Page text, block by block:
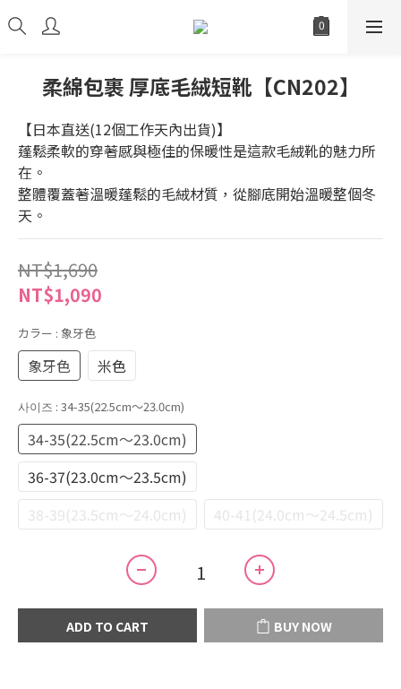
柔綿包裹 厚底毛絨短靴【CN202】
【日本直送(12個工作天內出貨)】
蓬鬆柔軟的穿著感與極佳的保暖性是這款毛絨靴的魅力所
在。
整體覆蓋著溫暖蓬鬆的毛絨材質，從腳底開始溫暖整個冬
天。
NT$1,690
NT$1,090
カラー : 象牙色
象牙色 米色
사이즈 : 34-35(22.5cm～23.0cm)
34-35(22.5cm～23.0cm)
36-37(23.0cm～23.5cm)
38-39(23.5cm～24.0cm)
40-41(24.0cm～24.5cm)
ADD TO CART BUY NOW